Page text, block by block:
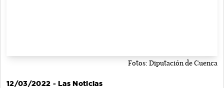
Fotos: Diputación de Cuenca
12/03/2022 - Las Noticias